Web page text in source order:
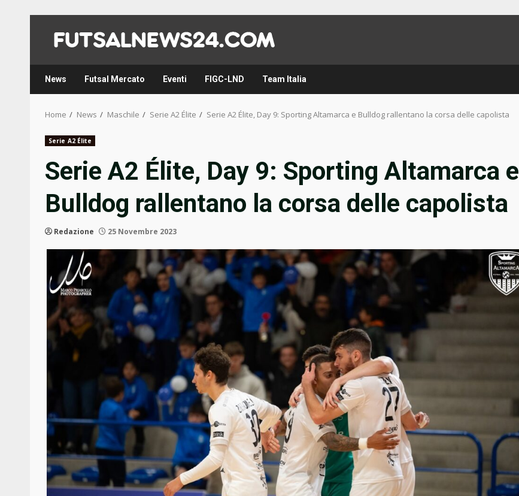
content
News Futsal Mercato Eventi FIGC-LND Team Italia
Home News Maschile Serie A2 Élite Serie A2 Élite, Day 9: Sporting Altamarca e Bulldog rallentano la corsa delle capolista
Serie A2 Élite
Serie A2 Élite, Day 9: Sporting Altamarca e
Bulldog rallentano la corsa delle capolista
Redazione 25 Novembre 2023